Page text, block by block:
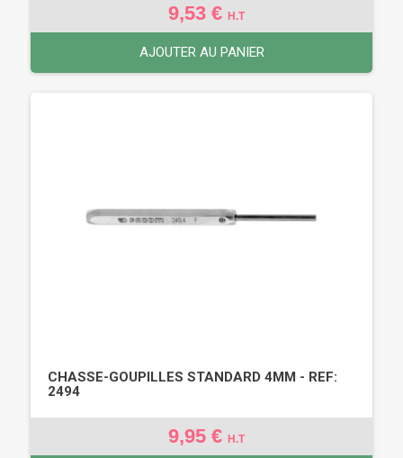
9,53 € H.T
AJOUTER AU PANIER
CHASSE-GOUPILLES STANDARD 4MM - REF:
2494
9,95 € H.T